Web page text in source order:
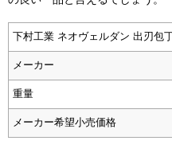
下村工業 ネオヴェルダン 出刃包
メーカー
重量
メーカー希望小売価格